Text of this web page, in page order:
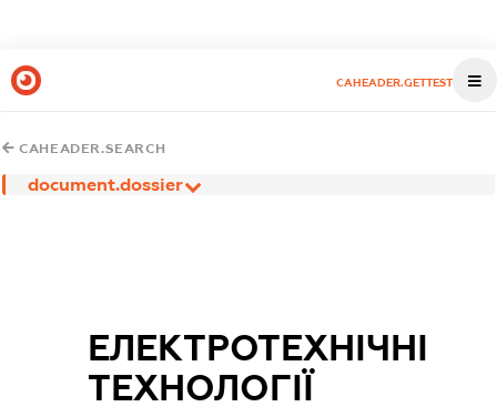
CAHEADER.GETTEST
CAHEADER.SEARCH
document.dossier
ЕЛЕКТРОТЕХНІЧНІ
ТЕХНОЛОГІЇ